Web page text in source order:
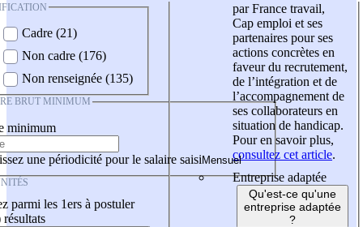
Cadre (21)
Non cadre (176)
Non renseignée (135)
BRUT MINIMUM
minimum
une périodicité pour le salaire saisi
parmi les 1ers à postuler
résultats
par France travail,
Cap emploi et ses
partenaires pour ses
actions concrètes en
faveur du recrutement,
de l’intégration et de
l’accompagnement de
ses collaborateurs en
situation de handicap.
Pour en savoir plus,
consultez cet article.
Entreprise adaptée
Qu'est-ce qu'une
entreprise adaptée
?